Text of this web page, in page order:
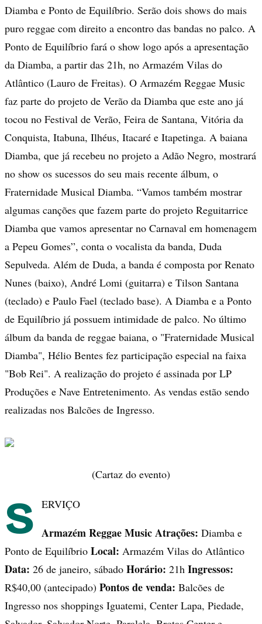
Diamba e Ponto de Equilíbrio. Serão dois shows do mais
puro reggae com direito a encontro das bandas no palco. A
Ponto de Equilíbrio fará o show logo após a apresentação
da Diamba, a partir das 21h, no Armazém Vilas do
Atlântico (Lauro de Freitas). O Armazém Reggae Music
faz parte do projeto de Verão da Diamba que este ano já
tocou no Festival de Verão, Feira de Santana, Vitória da
Conquista, Itabuna, Ilhéus, Itacaré e Itapetinga. A baiana
Diamba, que já recebeu no projeto a Adão Negro, mostrará
no show os sucessos do seu mais recente álbum, o
Fraternidade Musical Diamba. “Vamos também mostrar
algumas canções que fazem parte do projeto Reguitarrice
Diamba que vamos apresentar no Carnaval em homenagem
a Pepeu Gomes”, conta o vocalista da banda, Duda
Sepulveda. Além de Duda, a banda é composta por Renato
Nunes (baixo), André Lomi (guitarra) e Tilson Santana
(teclado) e Paulo Fael (teclado base). A Diamba e a Ponto
de Equilíbrio já possuem intimidade de palco. No último
álbum da banda de reggae baiana, o "Fraternidade Musical
Diamba", Hélio Bentes fez participação especial na faixa
"Bob Rei". A realização do projeto é assinada por LP
Produções e Nave Entretenimento. As vendas estão sendo
realizadas nos Balcões de Ingresso.
(Cartaz do evento)
S ERVIÇO
Armazém Reggae MusicAtrações: Diamba e
Ponto de Equilíbrio Local: Armazém Vilas do Atlântico
Data: 26 de janeiro, sábado Horário: 21h Ingressos:
R$40,00 (antecipado) Pontos de venda: Balcões de
Ingresso nos shoppings Iguatemi, Center Lapa, Piedade,